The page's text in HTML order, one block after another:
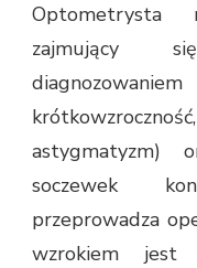
Optometrysta
zajmujący
astygmatyzm)
soczewek
przeprowadza
wzrokiem jest